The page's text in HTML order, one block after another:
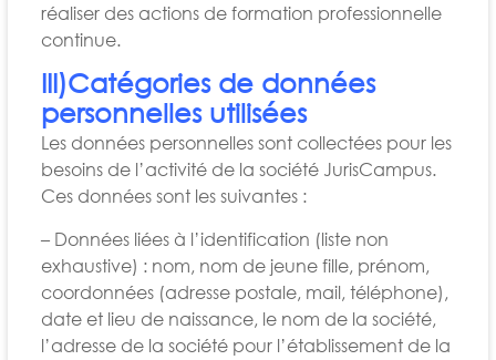
réaliser des actions de formation professionnelle
continue.
III)Catégories de données
personnelles utilisées
Les données personnelles sont collectées pour les
besoins de l’activité de la société JurisCampus.
Ces données sont les suivantes :
– Données liées à l’identification (liste non
exhaustive) : nom, nom de jeune fille, prénom,
coordonnées (adresse postale, mail, téléphone),
date et lieu de naissance, le nom de la société,
l’adresse de la société pour l’établissement de la